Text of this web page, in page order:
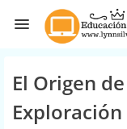
El Origen